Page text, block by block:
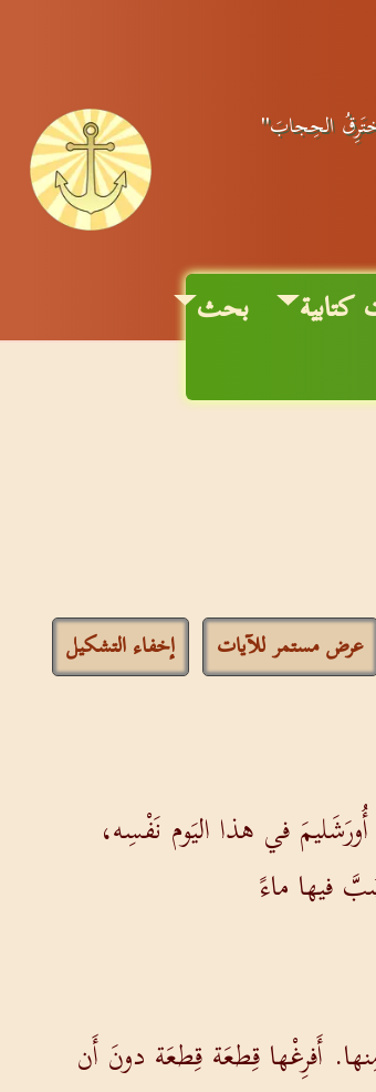
الحِجابَ"
بحث
عرض مستمر للآيات إخفاء التشكيل
في هذا اليَوم نَفْسِه،
فيها ماءً
أَفرِغْها قِطعَة قِطعَة دونَ أَن